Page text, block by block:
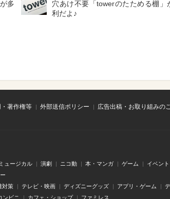
多
穴あけ不要「towerのたためる棚」
利だよ♪
著作権等 外部送信ポリシー
広告出稿・お取り組みの
ュージカル 演劇 ニコ動 本・マンガ ゲーム イベント
対策 テレビ・映画 ディズニーグッズ アプリ・ゲーム
ンビニ カフェ・ショップ ファミレス